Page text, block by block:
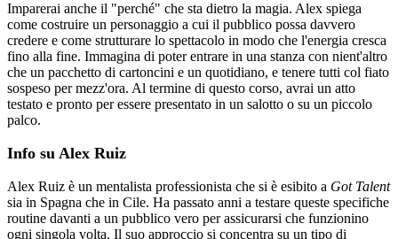
Imparerai anche il "perché" che sta dietro la magia. Alex spiega
come costruire un personaggio a cui il pubblico possa davvero
credere e come strutturare lo spettacolo in modo che l'energia cresca
fino alla fine. Immagina di poter entrare in una stanza con nient'altro
che un pacchetto di cartoncini e un quotidiano, e tenere tutti col fiato
sospeso per mezz'ora. Al termine di questo corso, avrai un atto
testato e pronto per essere presentato in un salotto o su un piccolo
palco.
Info su Alex Ruiz
Alex Ruiz è un mentalista professionista che si è esibito a Got Talent
sia in Spagna che in Cile. Ha passato anni a testare queste specifiche
routine davanti a un pubblico vero per assicurarsi che funzionino
ogni singola volta. Il suo approccio si concentra su un tipo di